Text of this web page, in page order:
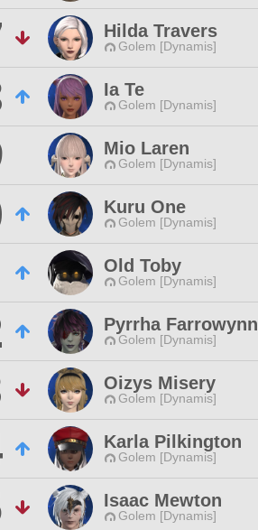
Hilda Travers
Golem [Dynamis]
Ia Te
Golem [Dynamis]
Mio Laren
Golem [Dynamis]
Kuru One
Golem [Dynamis]
Old Toby
Golem [Dynamis]
Pyrrha Farrowynn
Golem [Dynamis]
Oizys Misery
Golem [Dynamis]
Karla Pilkington
Golem [Dynamis]
Isaac Mewton
Golem [Dynamis]